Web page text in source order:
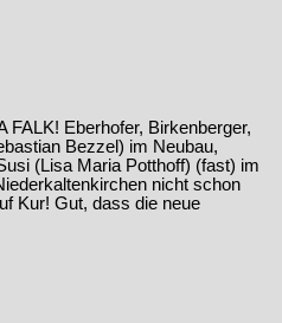
FALK! Eberhofer, Birkenberger,
Bezzel) im Neubau,
(Lisa Maria Potthoff) (fast) im
nicht schon
Kur! Gut, dass die neue